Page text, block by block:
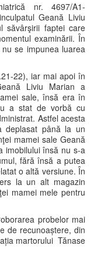
nr. 4697/A1-
Geană Liviu
săvârşirii faptei care
examinării. În
se impunea luarea
22), iar mai apoi în
Liviu Marian a
sale, însă era în
a stat de vorbă cu
Astfel acesta
deplasat până la un
mamei sale Geană
imobilului însă nu s-a
fără însă a putea
o altă versiune. În
la un alt magazin
mamei mele pentru
probelor mai
de recunoaștere, din
martorului Tănase